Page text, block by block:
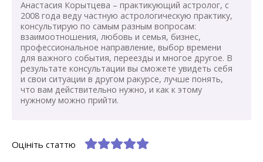
Анастасия Корытцева – практикующий астролог, с
2008 года веду частную астрологическую практику,
консультирую по самым разным вопросам:
взаимоотношения, любовь и семья, бизнес,
профессиональное направление, выбор времени
для важного события, переезды и многое другое. В
результате консультации вы сможете увидеть себя
и свои ситуации в другом ракурсе, лучше понять,
что вам действительно нужно, и как к этому
нужному можно прийти.
Оцініть статтю